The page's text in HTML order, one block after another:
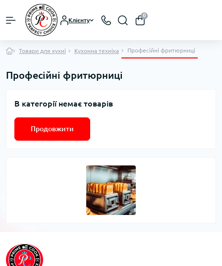
Клієнту
0
Товари для кухні Кухонна техніка Професійні фритюрниці
Професійні фритюрниці
В категорії немає товарів
Продовжити